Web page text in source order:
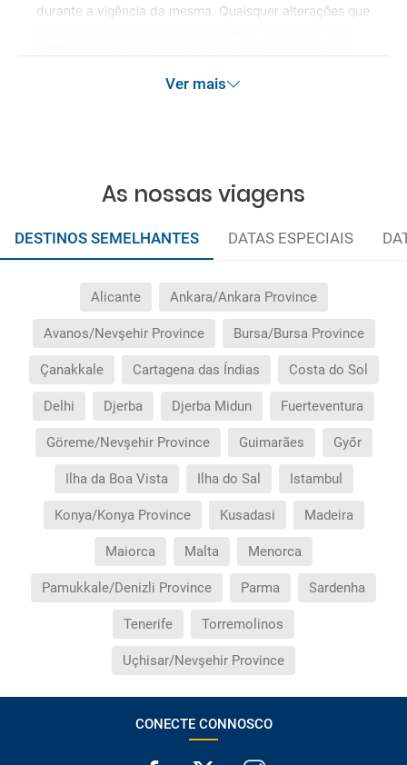
durante a vigência da mesma. Quaisquer alterações que
Ver mais
As nossas viagens
DESTINOS SEMELHANTES DATAS ESPECIAIS
Alicante Ankara/Ankara Province
Avanos/Nevşehir Province Bursa/Bursa Province
Çanakkale Cartagena das Índias Costa do Sol
Delhi Djerba Djerba Midun Fuerteventura
Göreme/Nevşehir Province Guimarães Győr
Ilha da Boa Vista Ilha do Sal Istambul
Konya/Konya Province Kusadasi Madeira
Maiorca Malta Menorca
Pamukkale/Denizli Province Parma Sardenha
Tenerife Torremolinos
Uçhisar/Nevşehir Province
CONECTE CONNOSCO